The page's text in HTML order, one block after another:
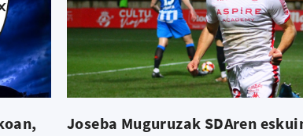
Joseba Muguruzak SDAren